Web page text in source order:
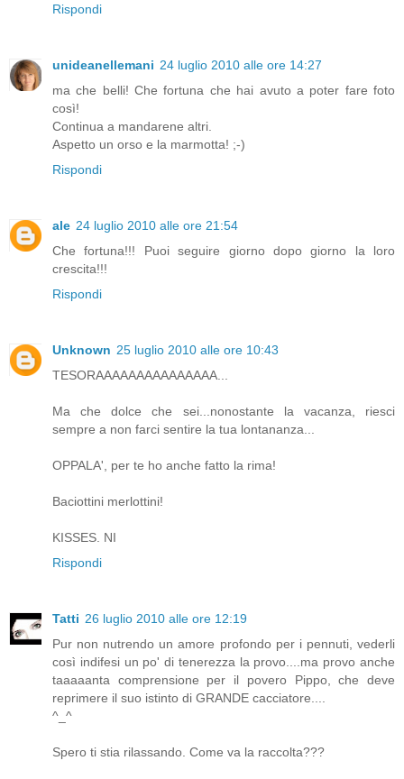
Rispondi
unideanellemani 24 luglio 2010 alle ore 14:27
ma che belli! Che fortuna che hai avuto a poter fare foto
così!
Continua a mandarene altri.
Aspetto un orso e la marmotta! ;-)
Rispondi
ale 24 luglio 2010 alle ore 21:54
Che fortuna!!! Puoi seguire giorno dopo giorno la loro
crescita!!!
Rispondi
Unknown 25 luglio 2010 alle ore 10:43
TESORAAAAAAAAAAAAAAA...
Ma che dolce che sei...nonostante la vacanza, riesci
sempre a non farci sentire la tua lontananza...
OPPALA', per te ho anche fatto la rima!
Baciottini merlottini!
KISSES. NI
Rispondi
Tatti 26 luglio 2010 alle ore 12:19
Pur non nutrendo un amore profondo per i pennuti, vederli
così indifesi un po' di tenerezza la provo....ma provo anche
taaaaanta comprensione per il povero Pippo, che deve
reprimere il suo istinto di GRANDE cacciatore....
^_^
Spero ti stia rilassando. Come va la raccolta???